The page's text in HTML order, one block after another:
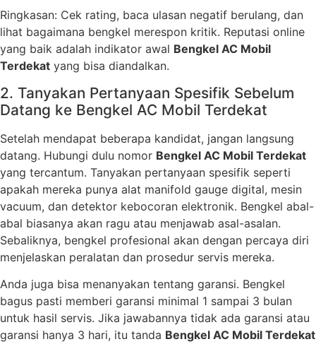
Ringkasan: Cek rating, baca ulasan negatif berulang, dan
lihat bagaimana bengkel merespon kritik. Reputasi online
yang baik adalah indikator awal Bengkel AC Mobil
Terdekat yang bisa diandalkan.
2. Tanyakan Pertanyaan Spesifik Sebelum
Datang ke Bengkel AC Mobil Terdekat
Setelah mendapat beberapa kandidat, jangan langsung
datang. Hubungi dulu nomor Bengkel AC Mobil Terdekat
yang tercantum. Tanyakan pertanyaan spesifik seperti
apakah mereka punya alat manifold gauge digital, mesin
vacuum, dan detektor kebocoran elektronik. Bengkel abal-
abal biasanya akan ragu atau menjawab asal-asalan.
Sebaliknya, bengkel profesional akan dengan percaya diri
menjelaskan peralatan dan prosedur servis mereka.
Anda juga bisa menanyakan tentang garansi. Bengkel
bagus pasti memberi garansi minimal 1 sampai 3 bulan
untuk hasil servis. Jika jawabannya tidak ada garansi atau
garansi hanya 3 hari, itu tanda Bengkel AC Mobil Terdekat